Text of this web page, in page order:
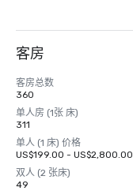
客房
客房总数
360
单人房 (1张 床)
311
单人 (1 床) 价格
US$199.00 - US$2,800.00
双人 (2 张床)
49